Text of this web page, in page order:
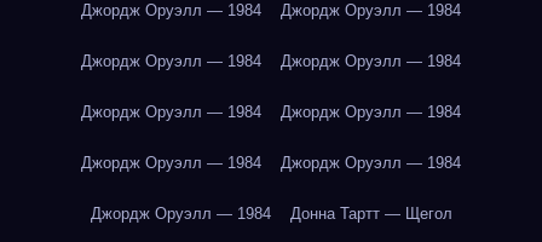
Джордж Оруэлл — 1984 Джордж Оруэлл — 1984
Джордж Оруэлл — 1984 Джордж Оруэлл — 1984
Джордж Оруэлл — 1984 Джордж Оруэлл — 1984
Джордж Оруэлл — 1984 Джордж Оруэлл — 1984
Джордж Оруэлл — 1984 Донна Тартт — Щегол